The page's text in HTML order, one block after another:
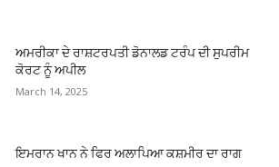
ਅਮਰੀਕਾ ਦੇ ਰਾਸ਼ਟਰਪਤੀ ਡੋਨਾਲਡ ਟਰੰਪ ਦੀ ਸੁਪਰੀਮ
ਕੋਰਟ ਨੂੰ ਅਪੀਲ
March 14, 2025
ਇਮਰਾਨ ਖਾਨ ਨੇ ਫਿਰ ਅਲਾਪਿਆ ਕਸ਼ਮੀਰ ਦਾ ਰਾਗ